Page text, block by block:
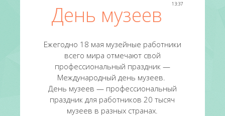
13:37
День музеев
Ежегодно 18 мая музейные работники
всего мира отмечают свой
профессиональный праздник —
Международный день музеев.
День музеев — профессиональный
праздник для работников 20 тысяч
музеев в разных странах.